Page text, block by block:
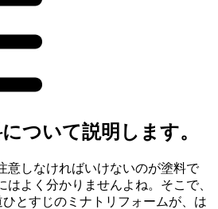
ついて説明します。
しなければいけないのが塗料で
よく分かりませんよね。そこで、
とすじのミナトリフォームが、は